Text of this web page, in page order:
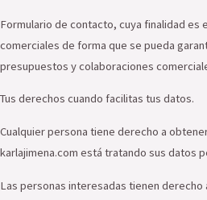
Formulario de contacto, cuya finalidad es
comerciales de forma que se pueda
presupuestos y colaboraciones
Tus derechos cuando facilitas tus datos.
Cualquier persona tiene derecho a
karlajimena.com está tratando sus datos
Las personas interesadas tienen derecho